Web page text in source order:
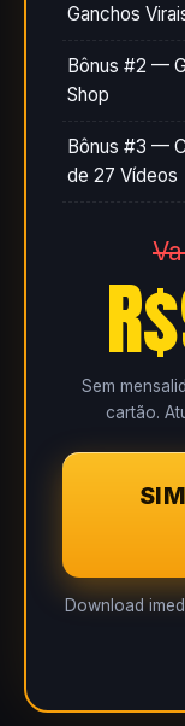
Ganchos
Bônus #2 —
Shop
Bônus #3 —
de 27 Vídeos
Sem
cartão.
Download